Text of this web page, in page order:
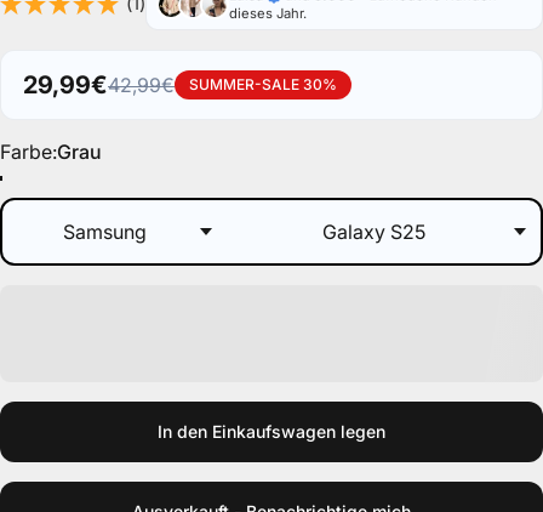
Verkaufspreis
Normaler Preis
Grau
Gold Braun
Hell Lila
Nachtblau
Nachtgrün
Schwarz
In den Einkaufswagen legen
Ausverkauft - Benachrichtige mich